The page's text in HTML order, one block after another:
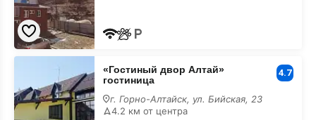
«Гостиный
Алтай»
гостиница
лучшие
«Гостиный двор Алтай»
гостиница
4.7
г. Горно-Алтайск, ул. Бийская, 23
4.2 км от центра